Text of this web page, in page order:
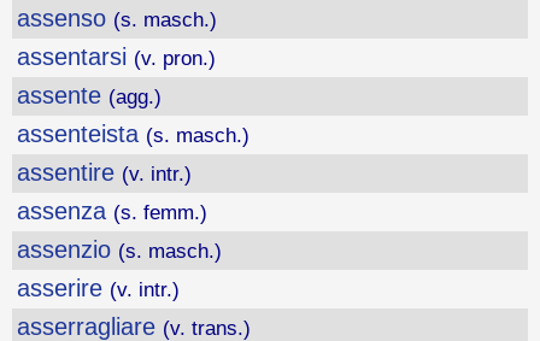
assenso (s. masch.)
assentarsi (v. pron.)
assente (agg.)
assenteista (s. masch.)
assentire (v. intr.)
assenza (s. femm.)
assenzio (s. masch.)
asserire (v. intr.)
asserragliare (v. trans.)